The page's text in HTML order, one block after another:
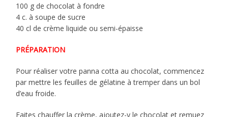
100 g de chocolat à fondre
4 c. à soupe de sucre
40 cl de crème liquide ou semi-épaisse
PRÉPARATION
Pour réaliser votre panna cotta au chocolat, commencez
par mettre les feuilles de gélatine à tremper dans un bol
d’eau froide.
Faites chauffer la crème, ajoutez-y le chocolat et remuez